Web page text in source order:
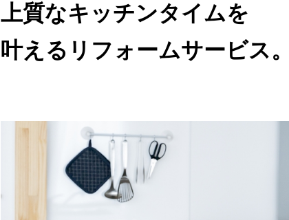
上質なキッチンタイムを
叶えるリフォームサービス。